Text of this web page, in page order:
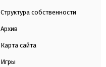
Структура собственности
Архив
Карта сайта
Игры